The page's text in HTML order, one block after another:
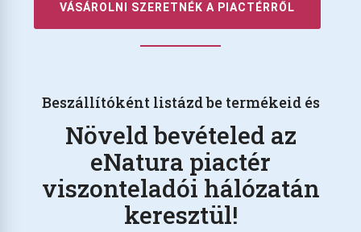
VÁSÁROLNI SZERETNÉK A PIACTÉRRŐL
Beszállítóként listázd be termékeid és
Növeld bevételed az
eNatura piactér
viszonteladói hálózatán
keresztül!